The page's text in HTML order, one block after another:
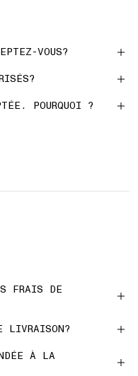
VOUS?
POURQUOI ?
FRAIS DE
LIVRAISON?
À LA